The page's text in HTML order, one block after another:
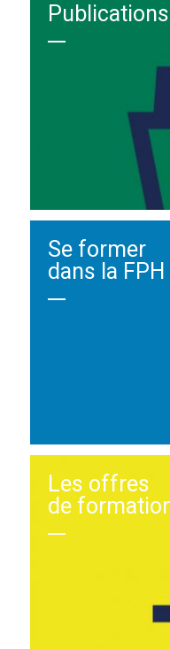
Publications
Se former
dans la FPH
Les offres
de